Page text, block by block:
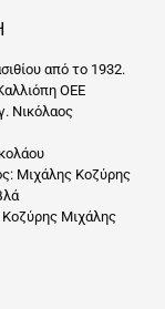
από το 1932.
ΟΕΕ
Νικόλαος
Μιχάλης Κοζύρης
Κοζύρης Μιχάλης